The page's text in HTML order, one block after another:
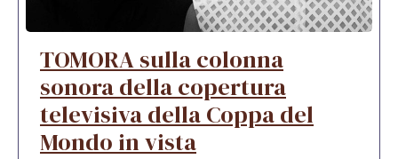
TOMORA sulla colonna
sonora della copertura
televisiva della Coppa del
Mondo in vista